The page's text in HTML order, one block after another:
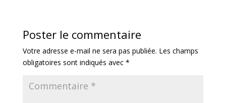
Poster le commentaire
Votre adresse e-mail ne sera pas publiée. Les champs
obligatoires sont indiqués avec *